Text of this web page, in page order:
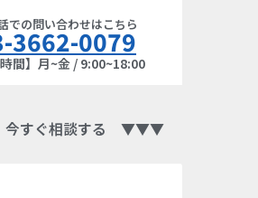
での問い合わせはこちら
3662-0079
時間】月~金 / 9:00~18:00
すぐ相談する ▼▼▼